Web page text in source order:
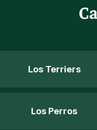
Los Terriers
Los Perros